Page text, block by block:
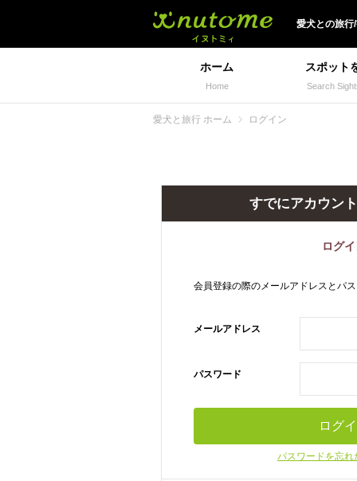
愛犬との旅行
ホーム
Home
スポット
Search
愛犬と旅行 ホーム ログイン
すでにアカウン
ログ
会員登録の際のメールアドレスとパ
メールアドレス
パスワード
パスワードを忘れ